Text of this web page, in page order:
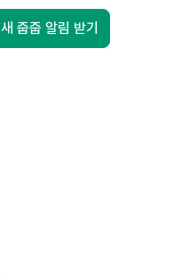
새 줍줍 알림 받기